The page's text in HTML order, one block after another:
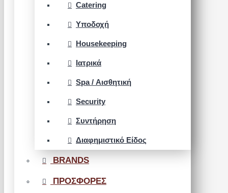
Catering
Υποδοχή
Housekeeping
Ιατρικά
Spa / Αισθητική
Security
Συντήρηση
Διαφημιστικό Είδος
BRANDS
ΠΡΟΣΦΟΡΕΣ